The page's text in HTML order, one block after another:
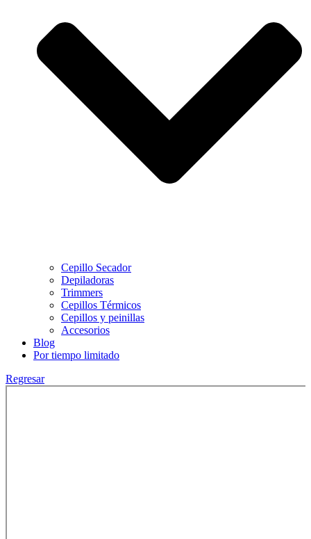
Cepillo Secador
Depiladoras
Trimmers
Cepillos Térmicos
Cepillos y peinillas
Accesorios
Blog
Por tiempo limitado
Regresar